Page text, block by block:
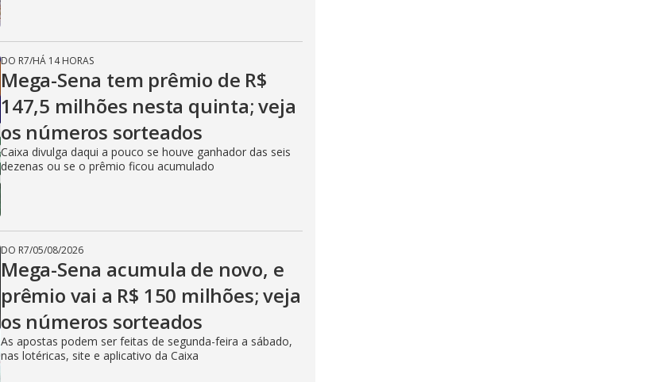
DO R7/HÁ 14 HORAS
Mega-Sena tem prêmio de R$
147,5 milhões nesta quinta; veja
os números sorteados
Caixa divulga daqui a pouco se houve ganhador das seis
dezenas ou se o prêmio ficou acumulado
DO R7/05/08/2026
Mega-Sena acumula de novo, e
prêmio vai a R$ 150 milhões; veja
os números sorteados
As apostas podem ser feitas de segunda-feira a sábado,
nas lotéricas, site e aplicativo da Caixa